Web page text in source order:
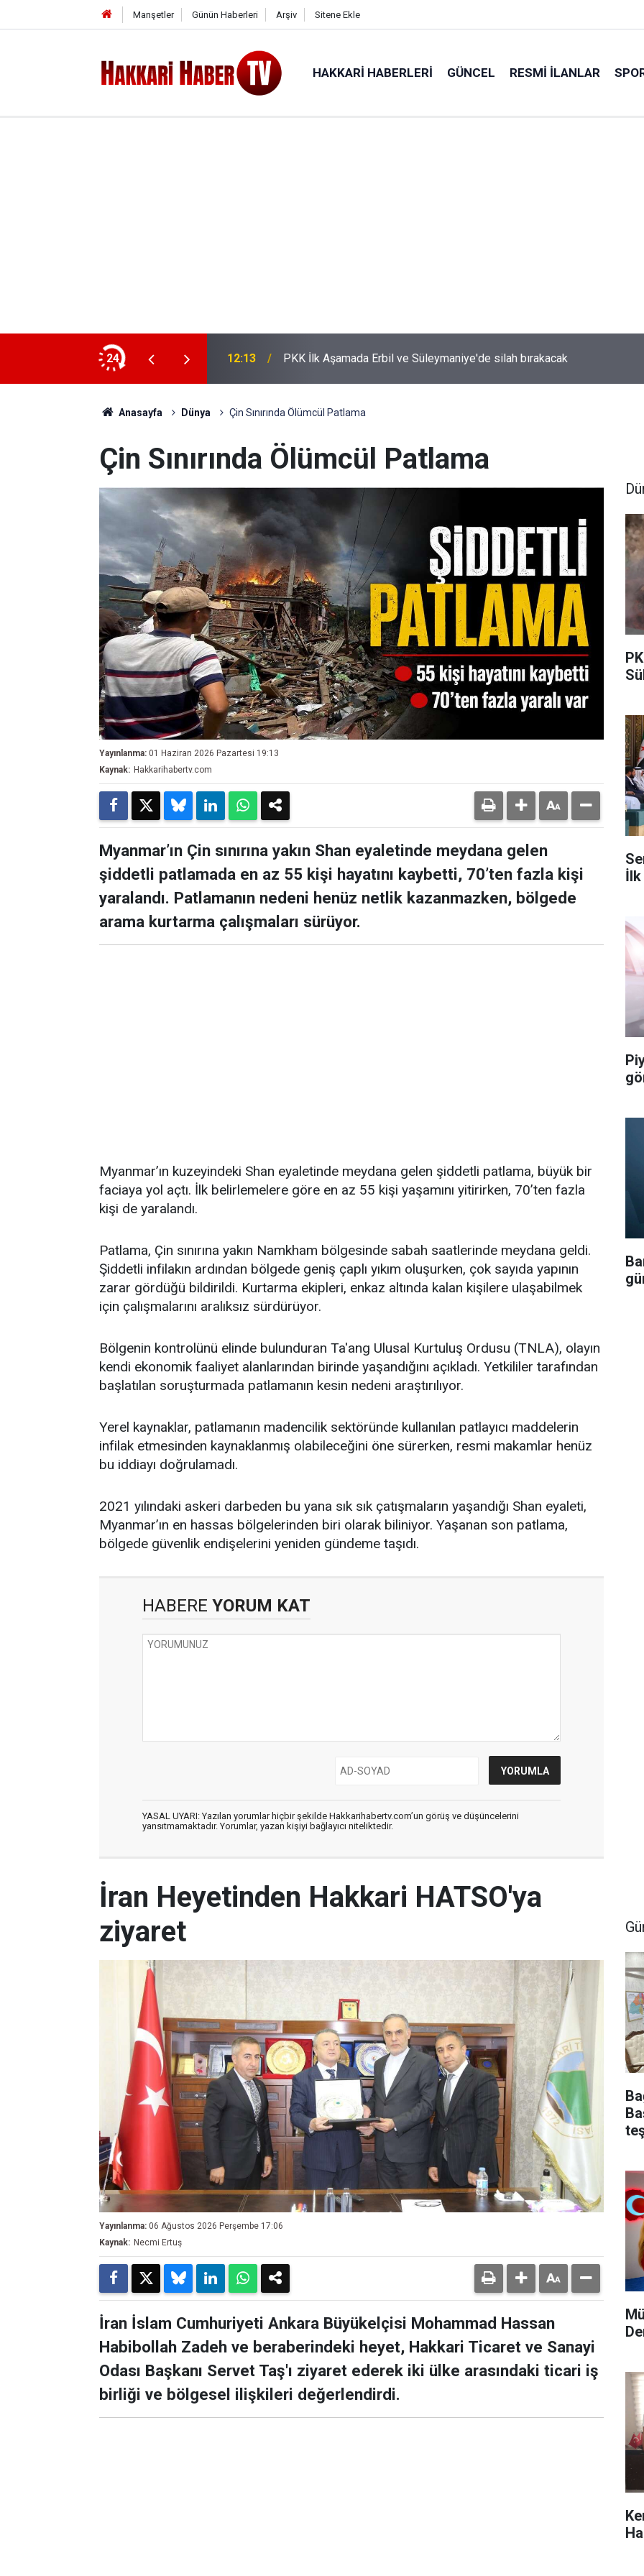
Manşetler Günün Haberleri Arşiv Sitene Ekle
HAKKARI HABERLERI GÜNCEL RESMI İLANLAR
24 12:13 PKK İlk Aşamada Erbil ve Süleymaniye'de silah bırakacak
Anasayfa Dünya Çin Sınırında Ölümcül Patlama
Çin Sınırında Ölümcül Patlama
Yayınlanma: 01 Haziran 2026 Pazartesi 19:13
Kaynak: Hakkarihabertv.com
Myanmar’ın Çin sınırına yakın Shan eyaletinde meydana gelen
şiddetli patlamada en az 55 kişi hayatını kaybetti, 70’ten fazla kişi
yaralandı. Patlamanın nedeni henüz netlik kazanmazken, bölgede
arama kurtarma çalışmaları sürüyor.
Myanmar’ın kuzeyindeki Shan eyaletinde meydana gelen şiddetli patlama, büyük bir
faciaya yol açtı. İlk belirlemelere göre en az 55 kişi yaşamını yitirirken, 70’ten fazla
kişi de yaralandı.
Patlama, Çin sınırına yakın Namkham bölgesinde sabah saatlerinde meydana geldi.
Şiddetli infilakın ardından bölgede geniş çaplı yıkım oluşurken, çok sayıda yapının
zarar gördüğü bildirildi. Kurtarma ekipleri, enkaz altında kalan kişilere ulaşabilmek
için çalışmalarını aralıksız sürdürüyor.
Bölgenin kontrolünü elinde bulunduran Ta'ang Ulusal Kurtuluş Ordusu (TNLA), olayın
kendi ekonomik faaliyet alanlarından birinde yaşandığını açıkladı. Yetkililer tarafından
başlatılan soruşturmada patlamanın kesin nedeni araştırılıyor.
Yerel kaynaklar, patlamanın madencilik sektöründe kullanılan patlayıcı maddelerin
infilak etmesinden kaynaklanmış olabileceğini öne sürerken, resmi makamlar henüz
bu iddiayı doğrulamadı.
2021 yılındaki askeri darbeden bu yana sık sık çatışmaların yaşandığı Shan eyaleti,
Myanmar’ın en hassas bölgelerinden biri olarak biliniyor. Yaşanan son patlama,
bölgede güvenlik endişelerini yeniden gündeme taşıdı.
HABERE YORUM KAT
YASAL UYARI: Yazılan yorumlar hiçbir şekilde Hakkarihabertv.com’un görüş ve düşüncelerini
yansıtmamaktadır. Yorumlar, yazan kişiyi bağlayıcı niteliktedir.
İlk
İran Heyetinden Hakkari HATSO'ya
ziyaret
Yayınlanma: 06 Ağustos 2026 Perşembe 17:06
Kaynak: Necmi Ertuş
İran İslam Cumhuriyeti Ankara Büyükelçisi Mohammad Hassan
Habibollah Zadeh ve beraberindeki heyet, Hakkari Ticaret ve Sanayi
Odası Başkanı Servet Taş'ı ziyaret ederek iki ülke arasındaki ticari iş
birliği ve bölgesel ilişkileri değerlendirdi.